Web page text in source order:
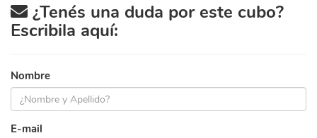
¿Tenés una duda por este cubo?
Escribila aquí:
Nombre
E-mail